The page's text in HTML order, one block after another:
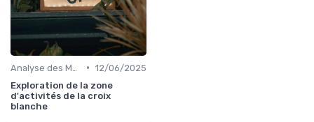
• 12/06/2025
Exploration de la zone
d'activités de la croix
blanche